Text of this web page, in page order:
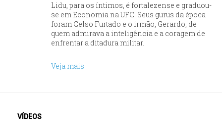
Lidu, para os íntimos, é fortalezense e graduou-
se em Economia na UFC. Seus gurus da época
foram Celso Furtado e o irmão, Gerardo, de
quem admirava a inteligência e a coragem de
enfrentar a ditadura militar.
Veja mais
VÍDEOS